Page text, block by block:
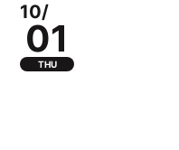
10/
01
THU